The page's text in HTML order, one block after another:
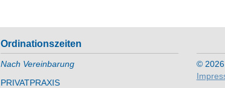
Ordinationszeiten
Nach Vereinbarung
PRIVATPRAXIS
©